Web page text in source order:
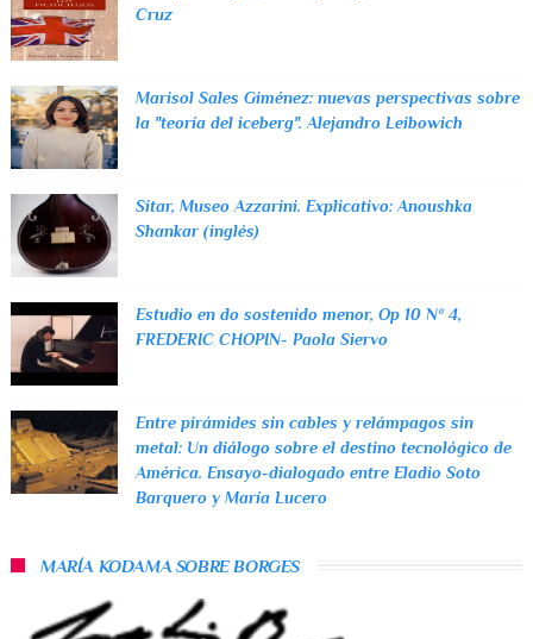
Cruz
Marisol Sales Giménez: nuevas perspectivas sobre
la "teoría del iceberg". Alejandro Leibowich
Sitar, Museo Azzarini. Explicativo: Anoushka
Shankar (inglés)
Estudio en do sostenido menor, Op 10 Nº 4,
FREDERIC CHOPIN- Paola Siervo
Entre pirámides sin cables y relámpagos sin
metal: Un diálogo sobre el destino tecnológico de
América. Ensayo-dialogado entre Eladio Soto
Barquero y María Lucero
MARÍA KODAMA SOBRE BORGES